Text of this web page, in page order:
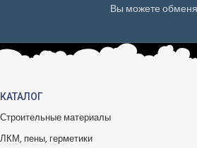
Вы можете
КАТАЛОГ
Строительные материалы
ЛКМ, пены, герметики